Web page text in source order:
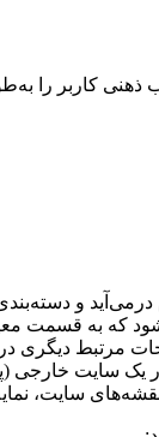
کاربر را
و
که به قسمت
مرتبط دیگری
یک سایت خارجی
سایت،